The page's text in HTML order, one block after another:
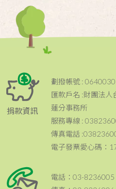
捐款資訊
劃撥帳號 :
匯款戶名 :財團法
蓮分事務所
服務專線 :
傳真電話
電子發票愛心碼：
電話：03-8236005